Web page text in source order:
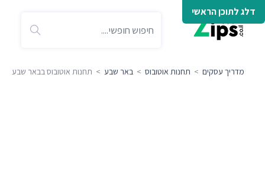
דלג לתוכן הראשי
מדריך עסקים > תחנות אוטובוס > באר שבע > תחנות אוטובוס בבאר שבע